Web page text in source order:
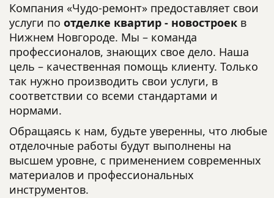
Компания «Чудо-ремонт» предоставляет свои
услуги по отделке квартир - новостроек в
Нижнем Новгороде. Мы – команда
профессионалов, знающих свое дело. Наша
цель – качественная помощь клиенту. Только
так нужно производить свои услуги, в
соответствии со всеми стандартами и
нормами.
Обращаясь к нам, будьте уверенны, что любые
отделочные работы будут выполнены на
высшем уровне, с применением современных
материалов и профессиональных
инструментов.